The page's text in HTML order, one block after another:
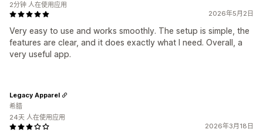
2026年5月2日
Very easy to use and works smoothly. The setup is simple, the
features are clear, and it does exactly what I need. Overall, a
very useful app.
2分钟 人在使用应用
2026年3月18日
Legacy Apparel
希腊
24天 人在使用应用